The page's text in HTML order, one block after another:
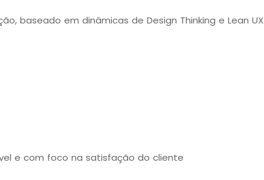
baseado em dinâmicas de Design Thinking e Lean UX
e com foco na satisfação do cliente